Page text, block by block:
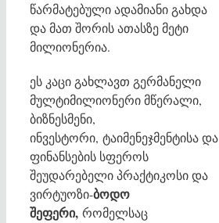
წარმატებული ადამიანი გახდა
და მათ შორის ათასზე მეტი
მილიონერია.
ეს კაცი გახლავთ გერმანელი
მულტიმილიონერი მწერალი,
ბიზნესმენი,
ინვესტორი, ტაიმენეჯმენტისა და
ფინანსების სფეროს
შეუდარებელი პრაქტიკოსი და
ვირტუოზი-ბოდო
შეფერი, რომელსაც